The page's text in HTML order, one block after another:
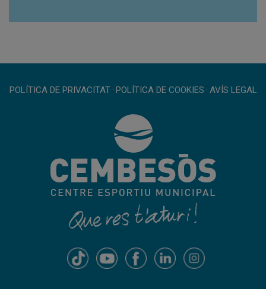
POLÍTICA DE PRIVACITAT · POLÍTICA DE COOKIES · AVÍS LEGAL